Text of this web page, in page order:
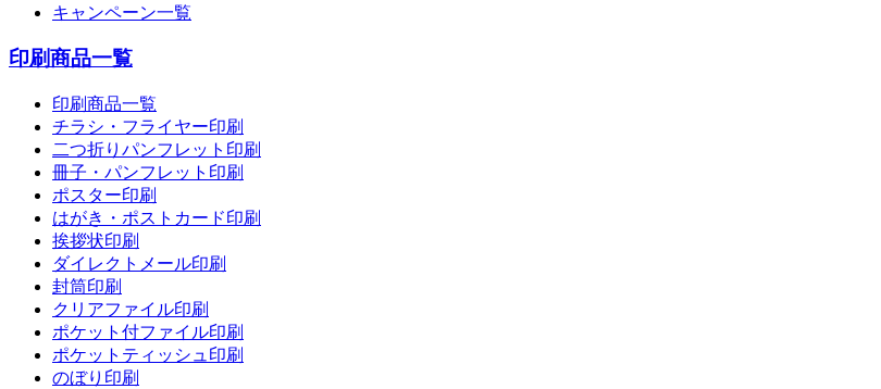
キャンペーン一覧
印刷商品一覧
印刷商品一覧
チラシ・フライヤー印刷
二つ折りパンフレット印刷
冊子・パンフレット印刷
ポスター印刷
はがき・ポストカード印刷
挨拶状印刷
ダイレクトメール印刷
封筒印刷
クリアファイル印刷
ポケット付ファイル印刷
ポケットティッシュ印刷
のぼり印刷